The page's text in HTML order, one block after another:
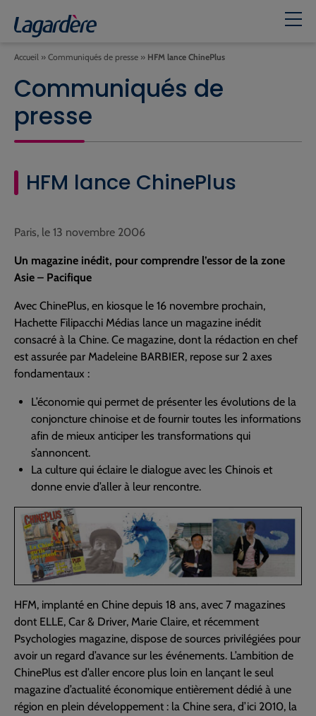
Accueil » Communiqués de presse » HFM lance ChinePlus
Communiqués de
presse
HFM lance ChinePlus
Paris, le 13 novembre 2006
Un magazine inédit, pour comprendre l’essor de la zone
Asie – Pacifique
Avec ChinePlus, en kiosque le 16 novembre prochain,
Hachette Filipacchi Médias lance un magazine inédit
consacré à la Chine. Ce magazine, dont la rédaction en chef
est assurée par Madeleine BARBIER, repose sur 2 axes
fondamentaux :
L’économie qui permet de présenter les évolutions de la
conjoncture chinoise et de fournir toutes les informations
afin de mieux anticiper les transformations qui
s’annoncent.
La culture qui éclaire le dialogue avec les Chinois et
donne envie d’aller à leur rencontre.
HFM, implanté en Chine depuis 18 ans, avec 7 magazines
dont ELLE, Car & Driver, Marie Claire, et récemment
Psychologies magazine, dispose de sources privilégiées pour
avoir un regard d’avance sur les événements. L’ambition de
ChinePlus est d’aller encore plus loin en lançant le seul
magazine d’actualité économique entièrement dédié à une
région en plein développement : la Chine sera, d’ici 2010, la